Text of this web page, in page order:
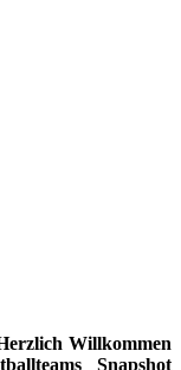
Willkommen
Snapshot